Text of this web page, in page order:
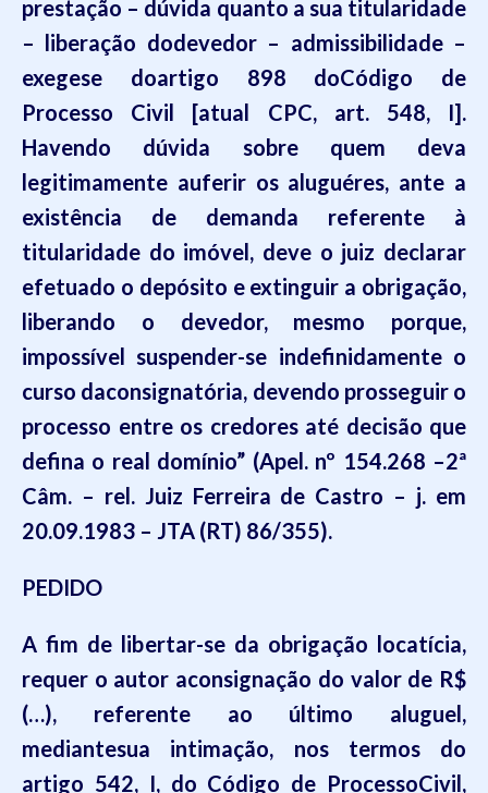
prestação – dúvida quanto a sua titularidade
– liberação dodevedor – admissibilidade –
exegese doartigo 898 doCódigo de
Processo Civil [atual CPC, art. 548, I].
Havendo dúvida sobre quem deva
legitimamente auferir os aluguéres, ante a
existência de demanda referente à
titularidade do imóvel, deve o juiz declarar
efetuado o depósito e extinguir a obrigação,
liberando o devedor, mesmo porque,
impossível suspender-se indefinidamente o
curso daconsignatória, devendo prosseguir o
processo entre os credores até decisão que
defina o real domínio” (Apel. nº 154.268 –2ª
Câm. – rel. Juiz Ferreira de Castro – j. em
20.09.1983 – JTA (RT) 86/355).
PEDIDO
A fim de libertar-se da obrigação locatícia,
requer o autor aconsignação do valor de R$
(…), referente ao último aluguel,
mediantesua intimação, nos termos do
artigo 542, I, do Código de ProcessoCivil,